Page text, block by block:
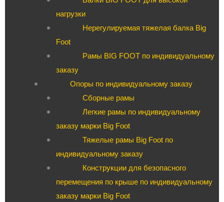
нагрузки
Нерегулируемая тяжелая балка Big
Foot
Рамы BIG FOOT по индивидуальному
заказу
Опоры по индивидуальному заказу
Сборные рамы
Легкие рамы по индивидуальному
заказу марки Big Foot
Тяжелые рамы Big Foot по
индивидуальному заказу
Конструкции для безопасного
перемещения по крыше по индивидуальному
заказу марки Big Foot